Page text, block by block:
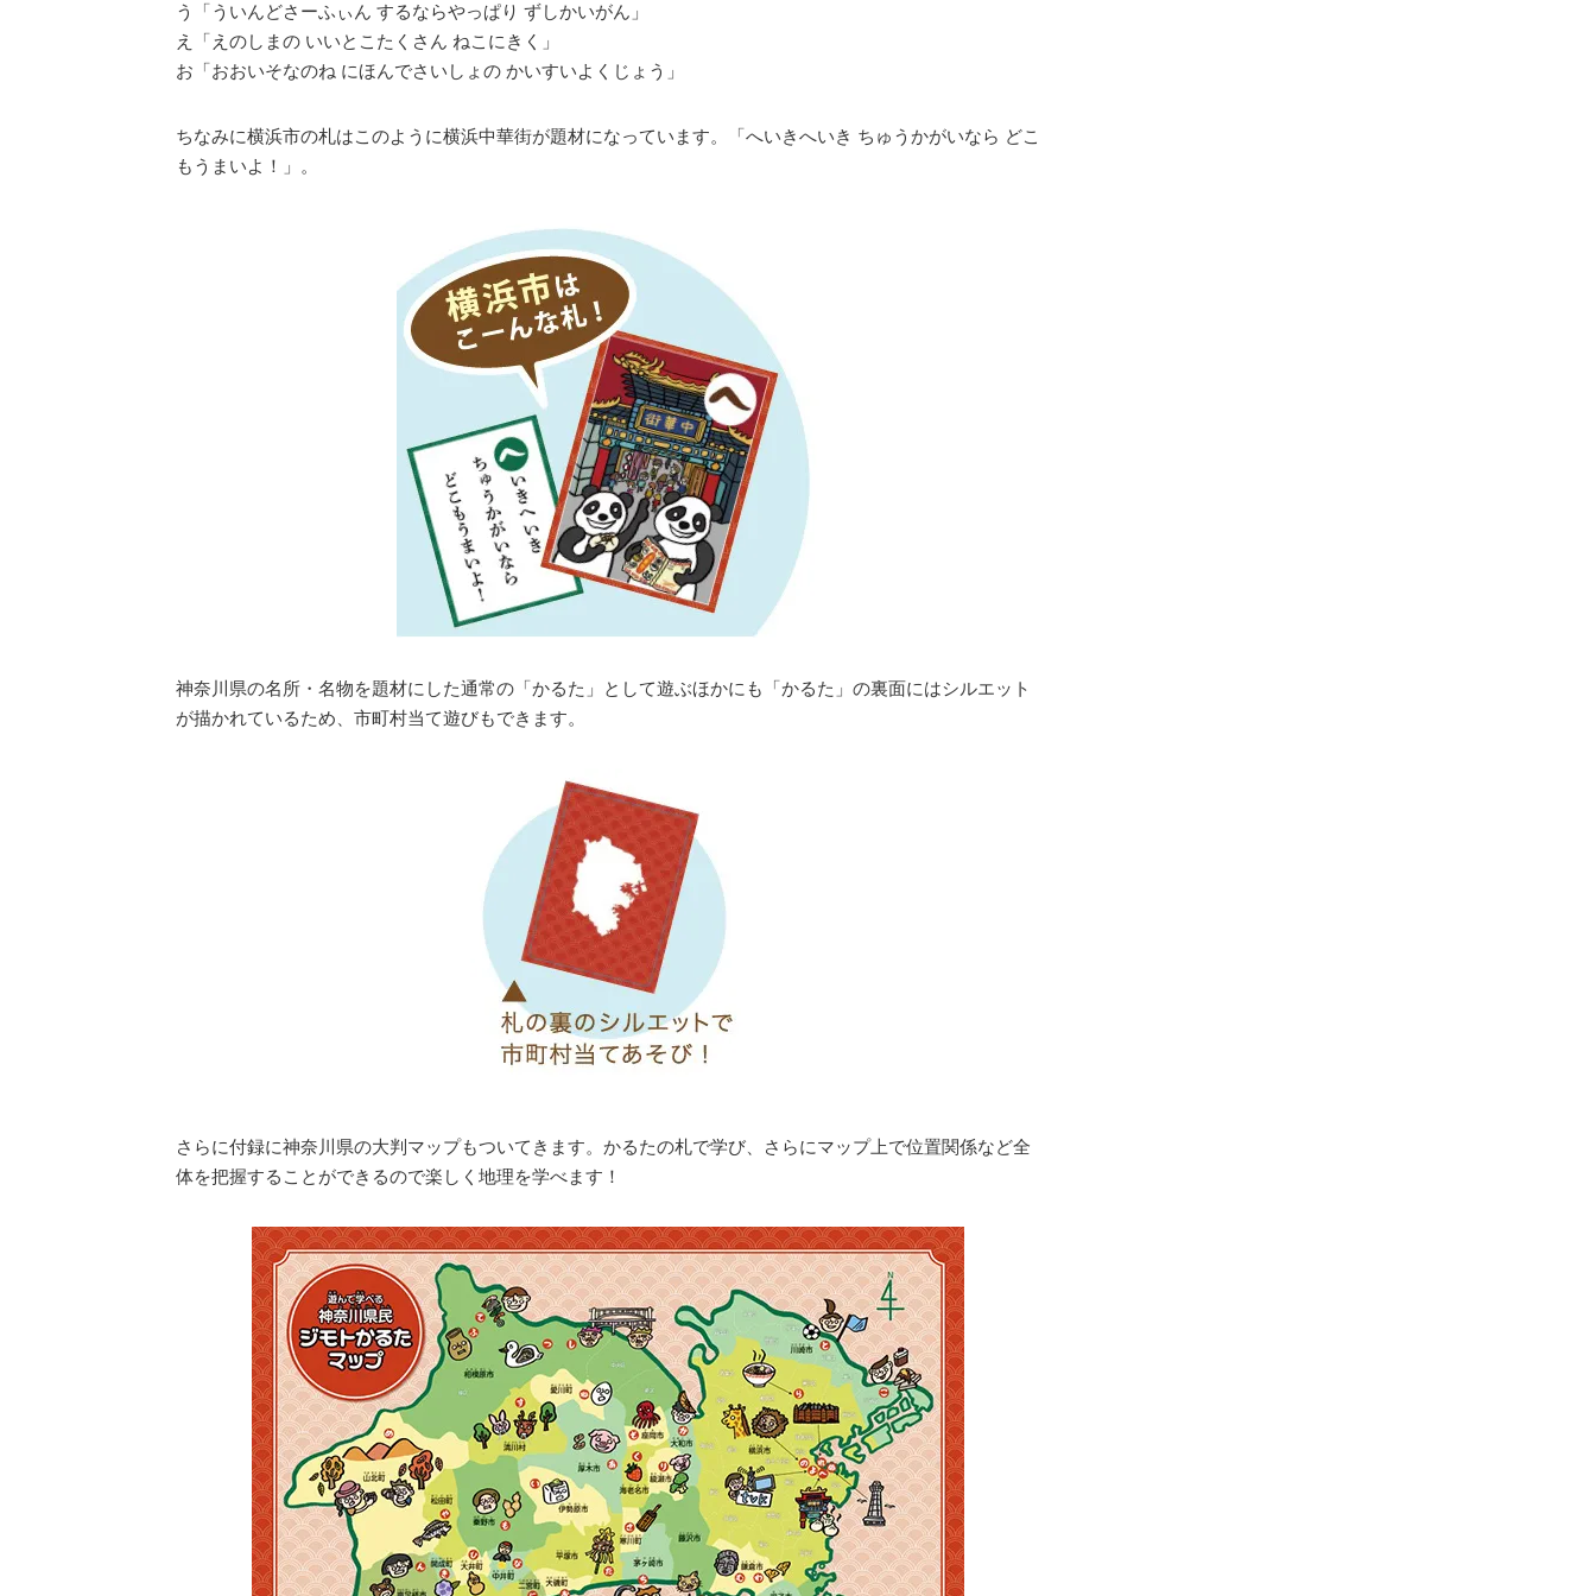
う「ういんどさーふぃん するならやっぱり ずしかいがん」
え「えのしまの いいとこたくさん ねこにきく」
お「おおいそなのね にほんでさいしょの かいすいよくじょう」
ちなみに横浜市の札はこのように横浜中華街が題材になっています。「へいきへいき ちゅうかがいなら どこ
もうまいよ！」。
神奈川県の名所・名物を題材にした通常の「かるた」として遊ぶほかにも「かるた」の裏面にはシルエット
が描かれているため、市町村当て遊びもできます。
さらに付録に神奈川県の大判マップもついてきます。かるたの札で学び、さらにマップ上で位置関係など全
体を把握することができるので楽しく地理を学べます！